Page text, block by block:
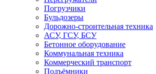
Погрузчики
Бульдозеры
Дорожно-строительная техника
АСУ, ГСУ, БСУ
Бетонное оборудование
Коммунальная техника
Коммерческий транспорт
Подъёмники